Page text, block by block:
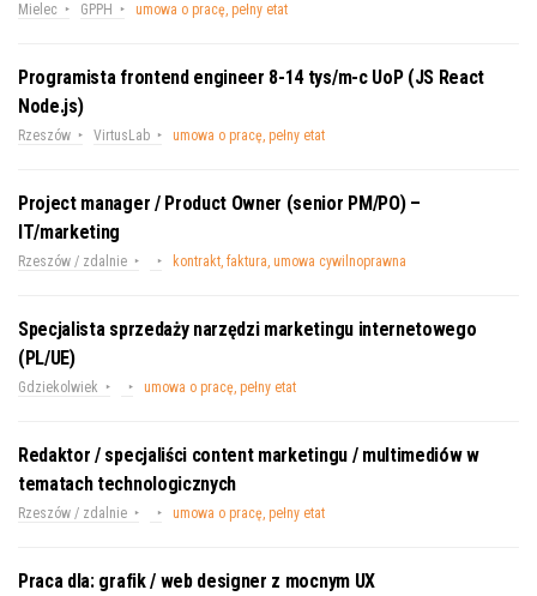
Mielec GPPH umowa o pracę, pełny etat
Programista frontend engineer 8-14 tys/m-c UoP (JS React
Node.js)
Rzeszów VirtusLab umowa o pracę, pełny etat
Project manager / Product Owner (senior PM/PO) –
IT/marketing
Rzeszów / zdalnie kontrakt, faktura, umowa cywilnoprawna
Specjalista sprzedaży narzędzi marketingu internetowego
(PL/UE)
Gdziekolwiek umowa o pracę, pełny etat
Redaktor / specjaliści content marketingu / multimediów w
tematach technologicznych
Rzeszów / zdalnie umowa o pracę, pełny etat
Praca dla: grafik / web designer z mocnym UX